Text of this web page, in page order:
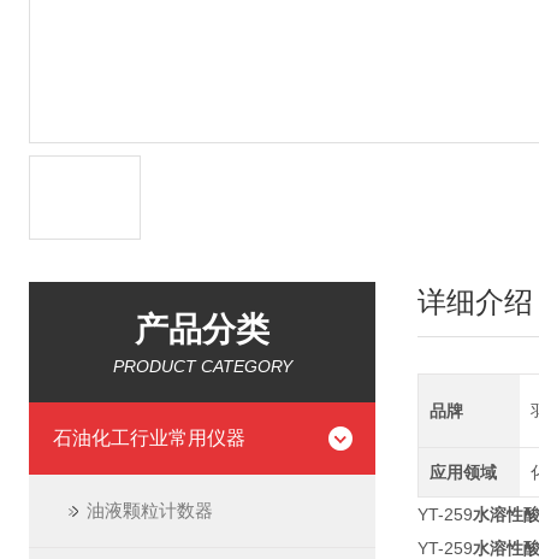
产品分类
PRODUCT CATEGORY
石油化工行业常用仪器
油液颗粒计数器
详细介绍
品牌
应用领域
YT-259水溶性
YT-259水溶性